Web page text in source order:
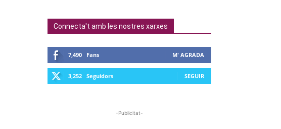
Connecta't amb les nostres xarxes
7,490 Fans M' AGRADA
3,252 Seguidors SEGUIR
-Publicitat-